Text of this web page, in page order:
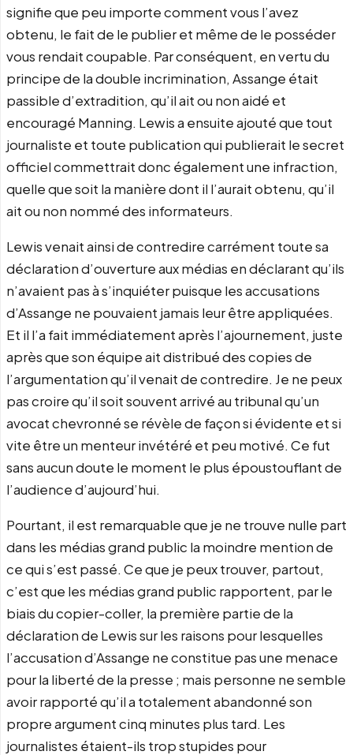
signifie que peu importe comment vous l’avez
obtenu, le fait de le publier et même de le posséder
vous rendait coupable. Par conséquent, en vertu du
principe de la double incrimination, Assange était
passible d’extradition, qu’il ait ou non aidé et
encouragé Manning. Lewis a ensuite ajouté que tout
journaliste et toute publication qui publierait le secret
officiel commettrait donc également une infraction,
quelle que soit la manière dont il l’aurait obtenu, qu’il
ait ou non nommé des informateurs.
Lewis venait ainsi de contredire carrément toute sa
déclaration d’ouverture aux médias en déclarant qu’ils
n’avaient pas à s’inquiéter puisque les accusations
d’Assange ne pouvaient jamais leur être appliquées.
Et il l’a fait immédiatement après l’ajournement, juste
après que son équipe ait distribué des copies de
l’argumentation qu’il venait de contredire. Je ne peux
pas croire qu’il soit souvent arrivé au tribunal qu’un
avocat chevronné se révèle de façon si évidente et si
vite être un menteur invétéré et peu motivé. Ce fut
sans aucun doute le moment le plus époustouflant de
l’audience d’aujourd’hui.
Pourtant, il est remarquable que je ne trouve nulle part
dans les médias grand public la moindre mention de
ce qui s’est passé. Ce que je peux trouver, partout,
c’est que les médias grand public rapportent, par le
biais du copier-coller, la première partie de la
déclaration de Lewis sur les raisons pour lesquelles
l’accusation d’Assange ne constitue pas une menace
pour la liberté de la presse ; mais personne ne semble
avoir rapporté qu’il a totalement abandonné son
propre argument cinq minutes plus tard. Les
journalistes étaient-ils trop stupides pour